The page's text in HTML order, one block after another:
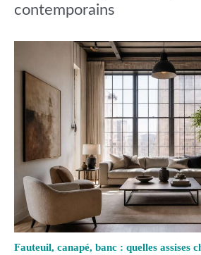
contemporains
Fauteuil, canapé, banc : quelles assises